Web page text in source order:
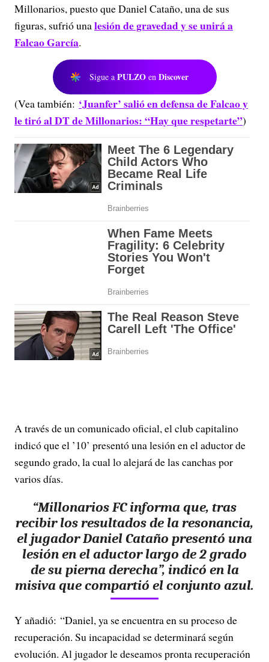
Millonarios, puesto que Daniel Cataño, una de sus
figuras, sufrió unalesión de gravedad y se unirá a
Falcao García.
Sigue a PULZO en Discover
(Vea también: ‘Juanfer’ salió en defensa de Falcao y
le tiró al DT de Millonarios: “Hay que respetarte”)
A través de un comunicado oficial, el club capitalino
indicó que el ’10’ presentó una lesión en el aductor de
segundo grado, la cual lo alejará de las canchas por
varios días.
“Millonarios FC informa que, tras
recibir los resultados de la resonancia,
el jugador Daniel Cataño presentó una
lesión en el aductor largo de 2 grado
de su pierna derecha”, indicó en la
misiva que compartió el conjunto azul.
Y añadió: “Daniel, ya se encuentra en su proceso de
recuperación. Su incapacidad se determinará según
evolución. Al jugador le deseamos pronta recuperación